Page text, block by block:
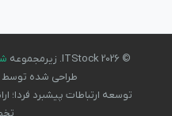
© 2026 ITStock. زیرمجموعه
طراحی شده توسط
توسعه ارتباطات پیشبرد فردا؛